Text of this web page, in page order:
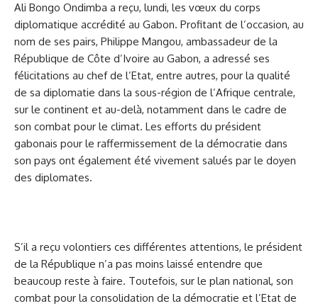
Ali Bongo Ondimba a reçu, lundi, les vœux du corps
diplomatique accrédité au Gabon. Profitant de l’occasion, au
nom de ses pairs, Philippe Mangou, ambassadeur de la
République de Côte d’Ivoire au Gabon, a adressé ses
félicitations au chef de l’Etat, entre autres, pour la qualité
de sa diplomatie dans la sous-région de l’Afrique centrale,
sur le continent et au-delà, notamment dans le cadre de
son combat pour le climat. Les efforts du président
gabonais pour le raffermissement de la démocratie dans
son pays ont également été vivement salués par le doyen
des diplomates.
S’il a reçu volontiers ces différentes attentions, le président
de la République n’a pas moins laissé entendre que
beaucoup reste à faire. Toutefois, sur le plan national, son
combat pour la consolidation de la démocratie et l’Etat de